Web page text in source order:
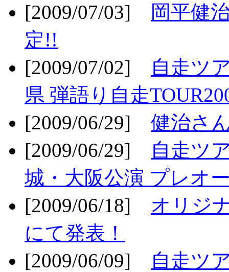
[2009/07/03]
岡平健
定!!
[2009/07/02]
自走ツ
県 弾語り自走
[2009/06/29] 健治さ
[2009/06/29]
自走ツ
城・大阪公演 プレオ
[2009/06/18] オリジ
にて発表！
[2009/06/09]
自走ツ